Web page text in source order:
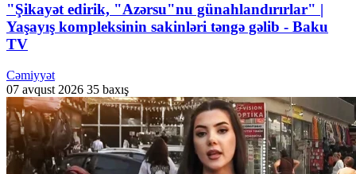
"Şikayət edirik, "Azərsu"nu günahlandırırlar" |
Yaşayış kompleksinin sakinləri təngə gəlib - Baku
TV
Cəmiyyət
07 avqust 2026 35 baxış